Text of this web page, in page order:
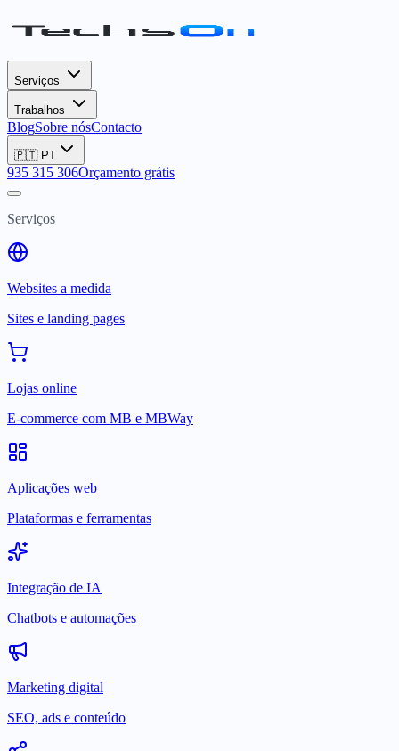
Serviços
Trabalhos
BlogSobre nósContacto
🇵🇹 PT
935 315 306Orçamento grátis
Serviços
Websites a medida
Sites e landing pages
Lojas online
E-commerce com MB e MBWay
Aplicações web
Plataformas e ferramentas
Integração de IA
Chatbots e automações
Marketing digital
SEO, ads e conteúdo